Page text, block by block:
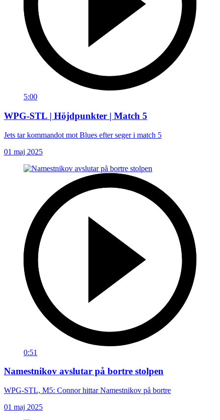
5:00
WPG-STL | Höjdpunkter | Match 5
Jets tar kommandot mot Blues efter seger i match 5
01 maj 2025
0:51
Namestnikov avslutar på bortre stolpen
WPG-STL, M5: Connor hittar Namestnikov på bortre
01 maj 2025